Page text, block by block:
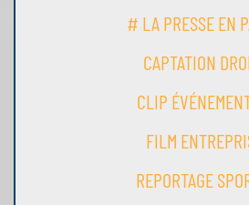
# LA PRESSE EN
CAPTATION
CLIP
FILM
REPORTAGE